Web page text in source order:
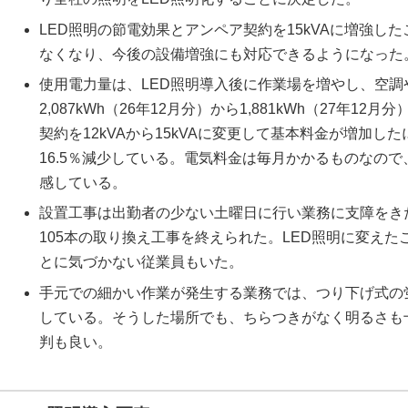
LED照明の節電効果とアンペア契約を15kVAに増強し
なくなり、今後の設備増強にも対応できるようになった
使用電力量は、LED照明導入後に作業場を増やし、空
2,087kWh（26年12月分）から1,881kWh（27年12月分
契約を12kVAから15kVAに変更して基本料金が増加し
16.5％減少している。電気料金は毎月かかるものなの
感している。
設置工事は出勤者の少ない土曜日に行い業務に支障を
105本の取り換え工事を終えられた。LED照明に変えた
とに気づかない従業員もいた。
手元での細かい作業が発生する業務では、つり下げ式
している。そうした場所でも、ちらつきがなく明るさ
判も良い。